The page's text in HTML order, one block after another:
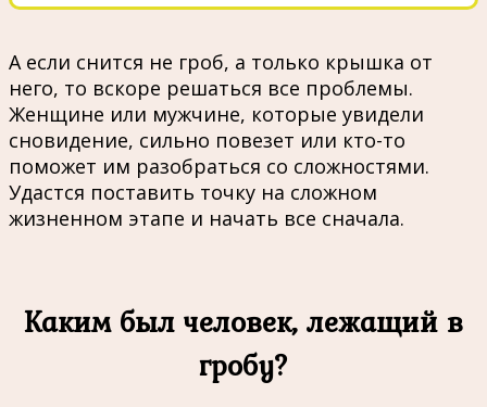
А если снится не гроб, а только крышка от
него, то вскоре решаться все проблемы.
Женщине или мужчине, которые увидели
сновидение, сильно повезет или кто-то
поможет им разобраться со сложностями.
Удастся поставить точку на сложном
жизненном этапе и начать все сначала.
Каким был человек, лежащий в
гробу?